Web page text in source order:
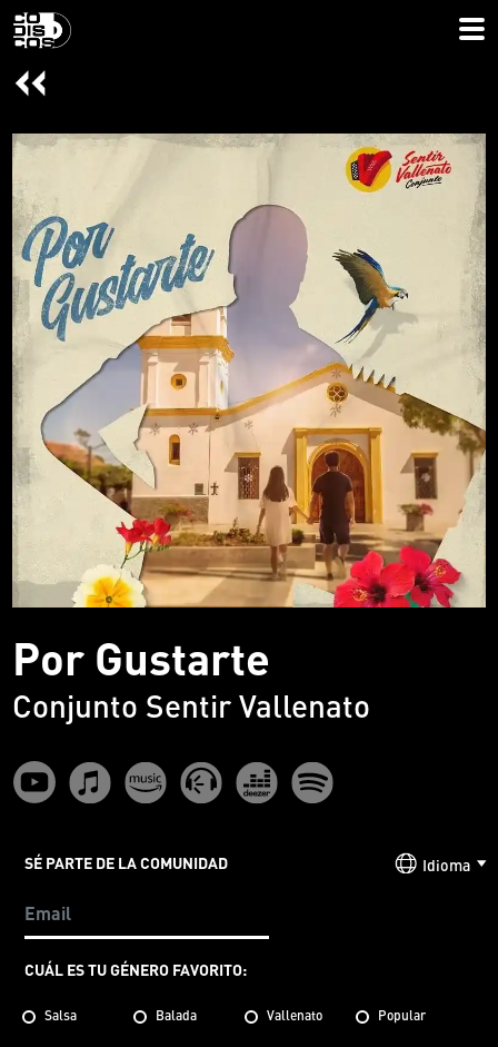
Por Gustarte
Conjunto Sentir Vallenato
SÉ PARTE DE LA COMUNIDAD
CUÁL ES TU GÉNERO FAVORITO:
Salsa Balada Vallenato Popular
Idioma